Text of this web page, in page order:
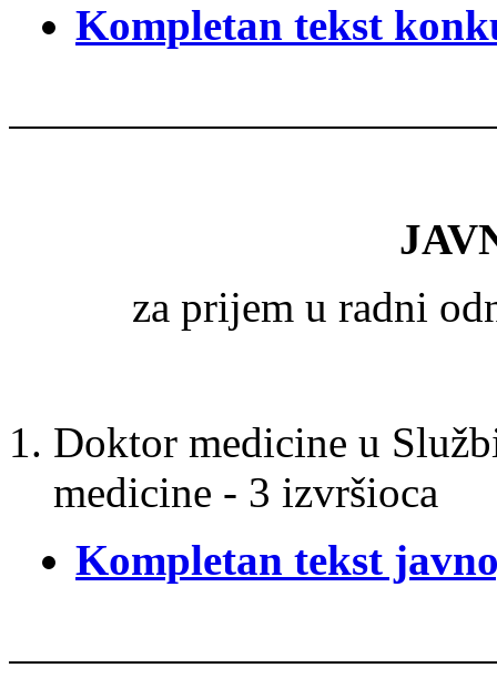
Kompletan tekst
za prijem u radni
Doktor medicine u
medicine - 3 izvršioca
Kompletan tekst